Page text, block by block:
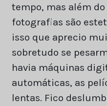
tempo, mas além
fotografias são
isso que aprecio
sobretudo se
havia máquinas
automáticas, as
lentas. Fico